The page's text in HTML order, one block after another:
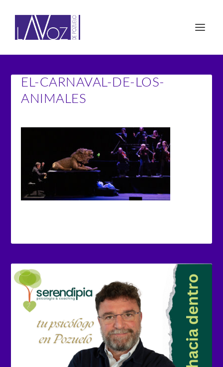
EL-CARNAVAL-DE-LOS-
ANIMALES